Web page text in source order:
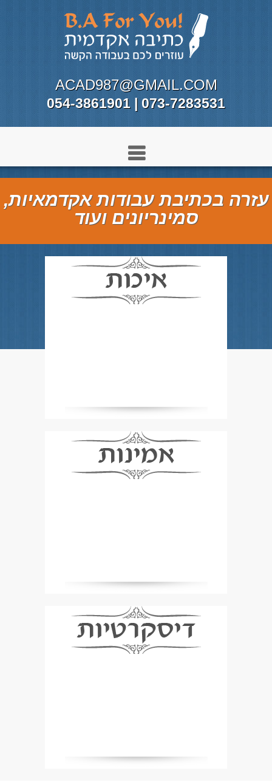
ACAD987@GMAIL.COM
073-7283531 | 054-3861901
עזרה בכתיבת עבודות אקדמאיות,
סמינריונים ועוד